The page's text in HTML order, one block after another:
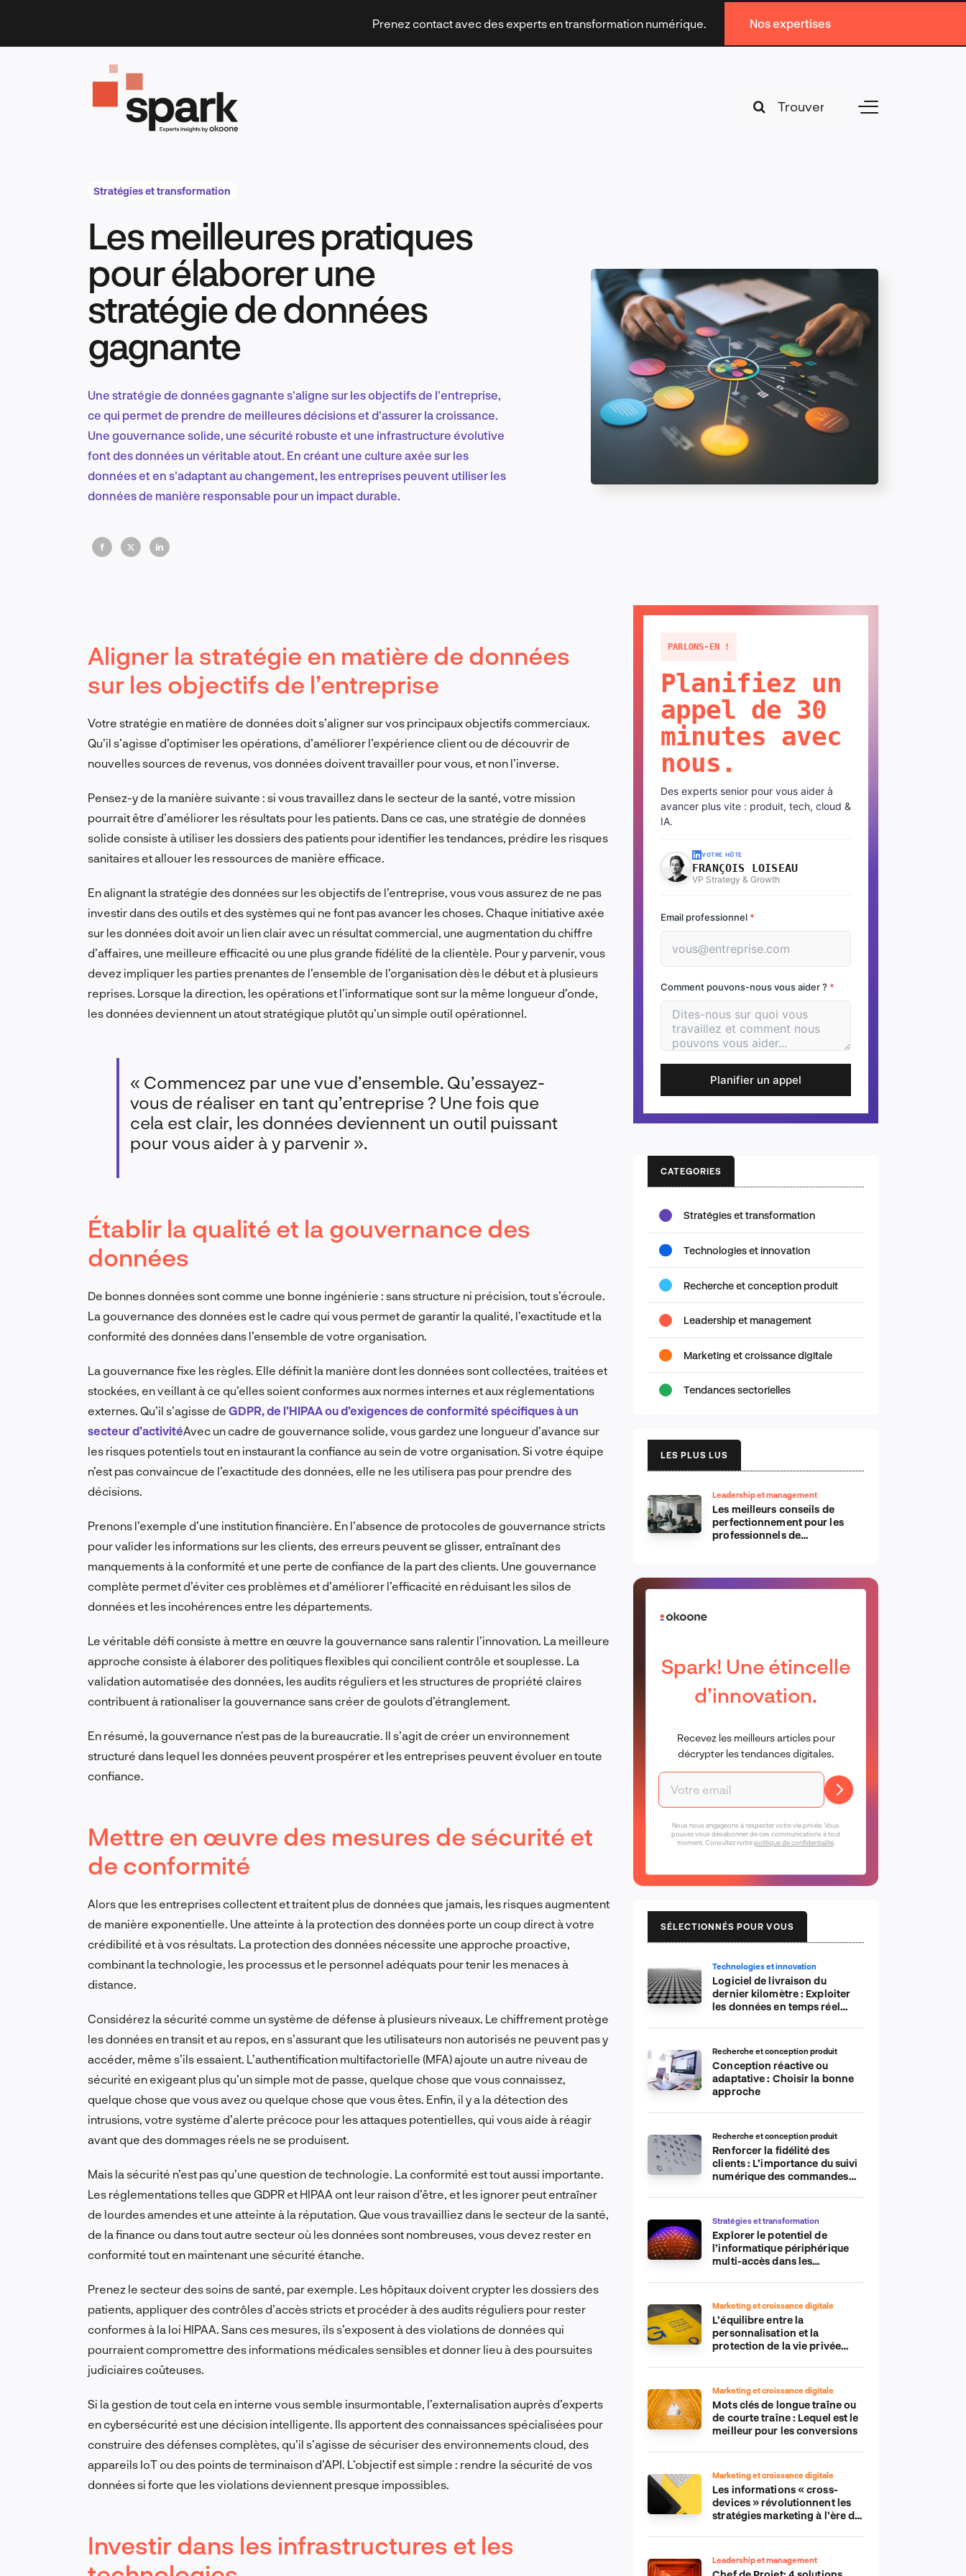
content
Prenez contact avec des experts en transformation numérique. Nos expertises
Toggle
Technologies et innovation
Leadership et management
Recherche et conception produit
FR
Stratégies et transformation
Les meilleures pratiques
pour élaborer une
stratégie de données
gagnante
Une stratégie de données gagnante s'aligne sur les objectifs de l'entreprise,
ce qui permet de prendre de meilleures décisions et d'assurer la croissance.
Une gouvernance solide, une sécurité robuste et une infrastructure évolutive
font des données un véritable atout. En créant une culture axée sur les
données et en s'adaptant au changement, les entreprises peuvent utiliser les
données de manière responsable pour un impact durable.
Aligner la stratégie en matière de données
sur les objectifs de l’entreprise
Votre stratégie en matière de données doit s’aligner sur vos principaux objectifs commerciaux.
Qu’il s’agisse d’optimiser les opérations, d’améliorer l’expérience client ou de découvrir de
nouvelles sources de revenus, vos données doivent travailler pour vous, et non l’inverse.
Pensez-y de la manière suivante : si vous travaillez dans le secteur de la santé, votre mission
pourrait être d’améliorer les résultats pour les patients. Dans ce cas, une stratégie de données
solide consiste à utiliser les dossiers des patients pour identifier les tendances, prédire les risques
sanitaires et allouer les ressources de manière efficace.
En alignant la stratégie des données sur les objectifs de l’entreprise, vous vous assurez de ne pas
investir dans des outils et des systèmes qui ne font pas avancer les choses. Chaque initiative axée
sur les données doit avoir un lien clair avec un résultat commercial, une augmentation du chiffre
d’affaires, une meilleure efficacité ou une plus grande fidélité de la clientèle. Pour y parvenir, vous
devez impliquer les parties prenantes de l’ensemble de l’organisation dès le début et à plusieurs
reprises. Lorsque la direction, les opérations et l’informatique sont sur la même longueur d’onde,
les données deviennent un atout stratégique plutôt qu’un simple outil opérationnel.
« Commencez par une vue d’ensemble. Qu’essayez-
vous de réaliser en tant qu’entreprise ? Une fois que
cela est clair, les données deviennent un outil puissant
pour vous aider à y parvenir ».
Établir la qualité et la gouvernance des
données
De bonnes données sont comme une bonne ingénierie : sans structure ni précision, tout s’écroule.
La gouvernance des données est le cadre qui vous permet de garantir la qualité, l’exactitude et la
conformité des données dans l’ensemble de votre organisation.
La gouvernance fixe les règles. Elle définit la manière dont les données sont collectées, traitées et
stockées, en veillant à ce qu’elles soient conformes aux normes internes et aux réglementations
externes. Qu’il s’agisse de GDPR, de l’HIPAA ou d’exigences de conformité spécifiques à un
secteur d’activitéAvec un cadre de gouvernance solide, vous gardez une longueur d’avance sur
les risques potentiels tout en instaurant la confiance au sein de votre organisation. Si votre équipe
n’est pas convaincue de l’exactitude des données, elle ne les utilisera pas pour prendre des
décisions.
Prenons l’exemple d’une institution financière. En l’absence de protocoles de gouvernance stricts
pour valider les informations sur les clients, des erreurs peuvent se glisser, entraînant des
manquements à la conformité et une perte de confiance de la part des clients. Une gouvernance
complète permet d’éviter ces problèmes et d’améliorer l’efficacité en réduisant les silos de
données et les incohérences entre les départements.
Le véritable défi consiste à mettre en œuvre la gouvernance sans ralentir l’innovation. La meilleure
approche consiste à élaborer des politiques flexibles qui concilient contrôle et souplesse. La
validation automatisée des données, les audits réguliers et les structures de propriété claires
contribuent à rationaliser la gouvernance sans créer de goulots d’étranglement.
En résumé, la gouvernance n’est pas de la bureaucratie. Il s’agit de créer un environnement
structuré dans lequel les données peuvent prospérer et les entreprises peuvent évoluer en toute
confiance.
Mettre en œuvre des mesures de sécurité et
de conformité
Alors que les entreprises collectent et traitent plus de données que jamais, les risques augmentent
de manière exponentielle. Une atteinte à la protection des données porte un coup direct à votre
crédibilité et à vos résultats. La protection des données nécessite une approche proactive,
combinant la technologie, les processus et le personnel adéquats pour tenir les menaces à
distance.
Considérez la sécurité comme un système de défense à plusieurs niveaux. Le chiffrement protège
les données en transit et au repos, en s’assurant que les utilisateurs non autorisés ne peuvent pas y
accéder, même s’ils essaient. L’authentification multifactorielle (MFA) ajoute un autre niveau de
sécurité en exigeant plus qu’un simple mot de passe, quelque chose que vous connaissez,
quelque chose que vous avez ou quelque chose que vous êtes. Enfin, il y a la détection des
intrusions, votre système d’alerte précoce pour les attaques potentielles, qui vous aide à réagir
avant que des dommages réels ne se produisent.
Mais la sécurité n’est pas qu’une question de technologie. La conformité est tout aussi importante.
Les réglementations telles que GDPR et HIPAA ont leur raison d’être, et les ignorer peut entraîner
de lourdes amendes et une atteinte à la réputation. Que vous travailliez dans le secteur de la santé,
de la finance ou dans tout autre secteur où les données sont nombreuses, vous devez rester en
conformité tout en maintenant une sécurité étanche.
Prenez le secteur des soins de santé, par exemple. Les hôpitaux doivent crypter les dossiers des
patients, appliquer des contrôles d’accès stricts et procéder à des audits réguliers pour rester
conformes à la loi HIPAA. Sans ces mesures, ils s’exposent à des violations de données qui
pourraient compromettre des informations médicales sensibles et donner lieu à des poursuites
judiciaires coûteuses.
Si la gestion de tout cela en interne vous semble insurmontable, l’externalisation auprès d’experts
en cybersécurité est une décision intelligente. Ils apportent des connaissances spécialisées pour
construire des défenses complètes, qu’il s’agisse de sécuriser des environnements cloud, des
appareils IoT ou des points de terminaison d’API. L’objectif est simple : rendre la sécurité de vos
données si forte que les violations deviennent presque impossibles.
Investir dans les infrastructures et les
PARLONS-EN !
Planifiez un
appel de 30
minutes avec
nous.
Des experts senior pour vous aider à
avancer plus vite : produit, tech, cloud &
IA.
VOTRE HÔTE
FRANÇOIS LOISEAU
VP Strategy & Growth
Email professionnel *
Comment pouvons-nous vous aider ? *
Planifier un appel
CATEGORIES
Stratégies et transformation
Technologies et innovation
Recherche et conception produit
Leadership et management
Marketing et croissance digitale
Tendances sectorielles
LES PLUS LUS
Leadership et management
Les meilleurs conseils de
perfectionnement pour les
professionnels de
Spark! Une étincelle
d’innovation.
Recevez les meilleurs articles pour
décrypter les tendances digitales.
Nous nous engageons à respecter votre vie privée. Vous
pouvez vous désabonner de ces communications à tout
moment. Consultez notrepolitique de confidentialité.
SÉLECTIONNÉS POUR VOUS
Technologies et innovation
Logiciel de livraison du
dernier kilomètre : Exploiter
les données en temps réel
Recherche et conception produit
Conception réactive ou
adaptative : Choisir la bonne
approche
Recherche et conception produit
Renforcer la fidélité des
clients : L’importance du suivi
numérique des commandes
commerce électronique
Stratégies et transformation
Explorer le potentiel de
l’informatique périphérique
multi-accès dans les
Marketing et croissance digitale
L’équilibre entre la
personnalisation et la
protection de la vie privée
Marketing et croissance digitale
Mots clés de longue traîne ou
de courte traîne : Lequel est le
meilleur pour les conversions
Marketing et croissance digitale
Les informations « cross-
devices » révolutionnent les
stratégies marketing à l’ère du
Leadership et management